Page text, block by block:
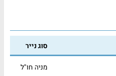
סוג נייר
מניה חו"ל